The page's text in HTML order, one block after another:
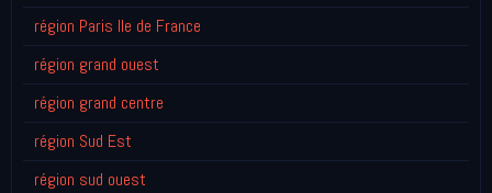
région Paris Ile de France
région grand ouest
région grand centre
région Sud Est
région sud ouest